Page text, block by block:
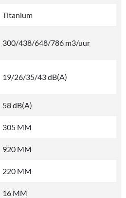
Titanium
300/438/648/786 m3/uur
19/26/35/43 dB(A)
58 dB(A)
305 MM
920 MM
220 MM
16 MM